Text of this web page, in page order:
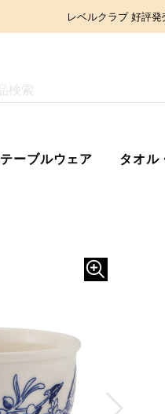
レベルクラブ 好評
テーブルウェア タオル